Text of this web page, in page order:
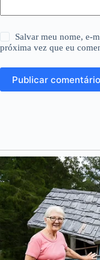
Salvar meu nome, e-
próxima vez que eu
Publicar comentário